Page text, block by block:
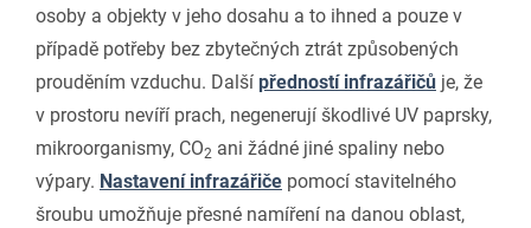
osoby a objekty v jeho dosahu a to ihned a pouze v
případě potřeby bez zbytečných ztrát způsobených
prouděním vzduchu. Další předností infrazářičů je, že
v prostoru nevíří prach, negenerují škodlivé UV paprsky,
mikroorganismy, CO2 ani žádné jiné spaliny nebo
výpary. Nastavení infrazářiče pomocí stavitelného
šroubu umožňuje přesné namíření na danou oblast,